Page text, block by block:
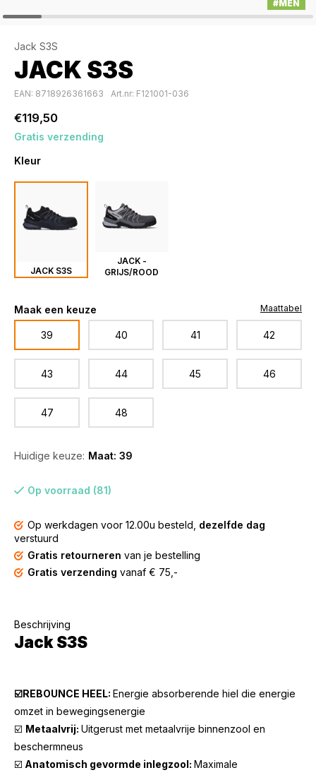
#MEN
Jack S3S
JACK S3S
EAN: 8718926361663 Art.nr: F121001-036
€119,50
Gratis verzending
Kleur
JACK S3S
JACK -
GRIJS/ROOD
Maak een keuze
39 40 41 42
43 44 45 46
47 48
Huidige keuze: Maat: 39
Maattabel
Op voorraad (81)
Op werkdagen voor 12.00u besteld, dezelfde dag
verstuurd
Gratis retourneren van je bestelling
Gratis verzending vanaf € 75,-
Beschrijving
Jack S3S
☑️REBOUNCE HEEL: Energie absorberende hiel die energie
omzet in bewegingsenergie
☑️ Metaalvrij: Uitgerust met metaalvrije binnenzool en
beschermneus
☑️ Anatomisch gevormde inlegzool: Maximale